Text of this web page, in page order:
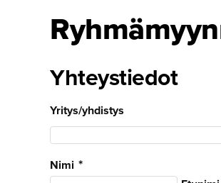
Yhteystiedot
Yritys/yhdistys
Nimi